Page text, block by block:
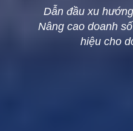
Dẫn đầu xu
Nâng cao doanh
hiệu cho